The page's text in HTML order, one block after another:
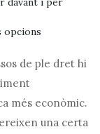
opcions
de ple dret hi
més econòmic.
una certa